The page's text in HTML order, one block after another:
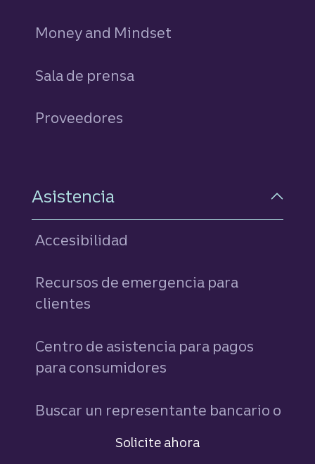
Solicite ahorauna hipoteca con Truist.
Money and Mindset
Sala de prensa
Proveedores
Asistencia
Accesibilidad
Recursos de emergencia para
clientes
Centro de asistencia para pagos
para consumidores
Buscar un representante bancario o